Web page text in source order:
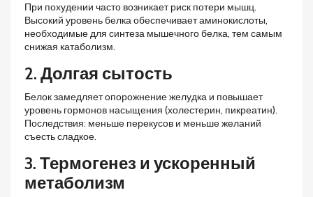
При похудении часто возникает риск потери мышц.
Высокий уровень белка обеспечивает аминокислоты,
необходимые для синтеза мышечного белка, тем самым
снижая катаболизм.
2. Долгая сытость
Белок замедляет опорожнение желудка и повышает
уровень гормонов насыщения (холестерин, пикреатин).
Последствия: меньше перекусов и меньше желаний
съесть сладкое.
3. Термогенез и ускоренный
метаболизм